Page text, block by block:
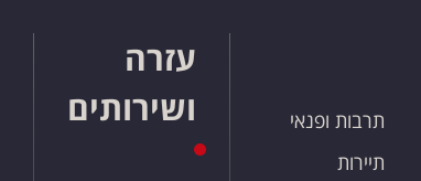
תרבות ופנאי
תיירות
עזרה
ושירותים